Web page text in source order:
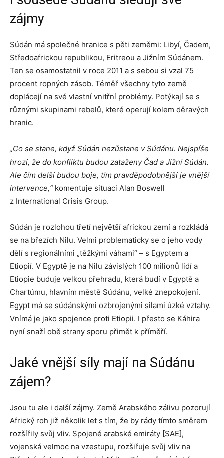
zájmy
Súdán má společné hranice s pěti zeměmi: Libyí, Čadem,
Středoafrickou republikou, Eritreou a Jižním Súdánem.
Ten se osamostatnil v roce 2011 a s sebou si vzal 75
procent ropných zásob. Téměř všechny tyto země
doplácejí na své vlastní vnitřní problémy. Potýkají se s
různými skupinami rebelů, které operují kolem děravých
hranic.
„Co se stane, když Súdán nezůstane v Súdánu. Nejspíše
hrozí, že do konfliktu budou zataženy Čad a Jižní Súdán.
Ale čím delší budou boje, tím pravděpodobnější je vnější
intervence,“komentuje situaci Alan Boswell
z International Crisis Group.
Súdán je rozlohou třetí největší africkou zemí a rozkládá
se na březích Nilu. Velmi problematicky se o jeho vody
dělí s regionálními „těžkými váhami“ – s Egyptem a
Etiopií. V Egyptě je na Nilu závislých 100 milionů lidí a
Etiopie buduje velkou přehradu, která budí v Egyptě a
Chartúmu, hlavním městě Súdánu, velké znepokojení.
Egypt má se súdánskými ozbrojenými silami úzké vztahy.
Vnímá je jako spojence proti Etiopii. I přesto se Káhira
nyní snaží obě strany sporu přimět k příměří.
Jaké vnější síly mají na Súdánu
zájem?
Jsou tu ale i další zájmy. Země Arabského zálivu pozorují
Africký roh již několik let s tím, že by rády tímto směrem
rozšířily svůj vliv. Spojené arabské emiráty [SAE],
vojenská velmoc na vzestupu, rozšiřuje svůj vliv na